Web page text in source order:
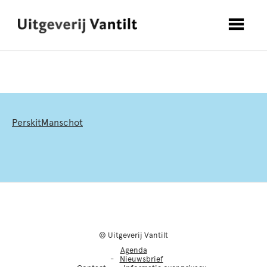
PerskitManschot
© Uitgeverij Vantilt
Agenda
Nieuwsbrief